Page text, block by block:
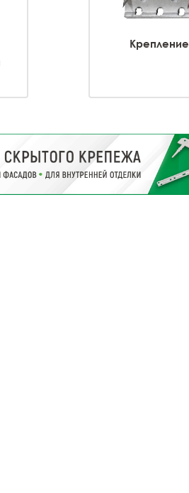
Крепление